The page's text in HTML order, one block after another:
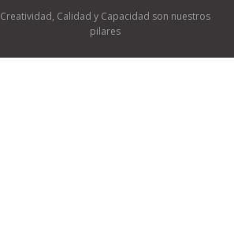
Creatividad, Calidad y Capacidad son nuestros
pilares